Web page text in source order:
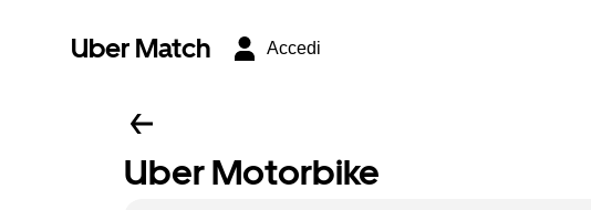
Uber Match Accedi
Uber Motorbike